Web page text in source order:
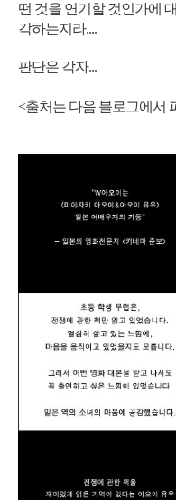
떤 것을 연기할 것인가에
각하는지라....
판단은 각자...
<출처는 다음 블로그에서